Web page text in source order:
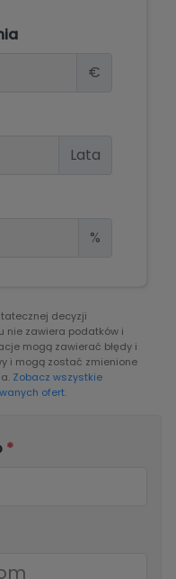
€
Lata
%
decyzji
nie zawiera podatków i
mogą zawierać błędy i
i mogą zostać zmienione
Zobacz wszystkie
ofert.
*